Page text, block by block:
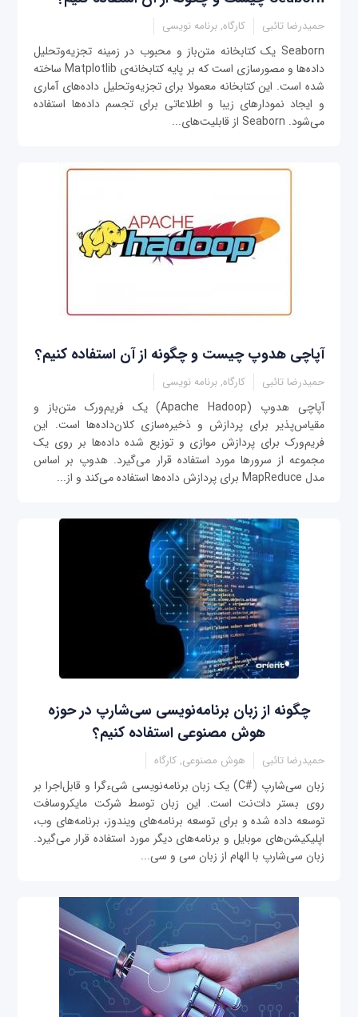
حمیدرضا تائبی کارگاه, برنامه نویسی
Seaborn یک کتابخانه متن‌باز و محبوب در زمینه تجزیه‌وتحلیل
داده‌ها و مصورسازی است که بر پایه کتابخانه‌ی Matplotlib ساخته
شده است. این کتابخانه معمولا برای تجزیه‌وتحلیل داده‌های آماری
و ایجاد نمودارهای زیبا و اطلاعاتی برای تجسم داده‌ها استفاده
می‌شود. Seaborn از قابلیت‌های...
آپاچی هدوپ چیست و چگونه از آن استفاده کنیم؟
حمیدرضا تائبی کارگاه, برنامه نویسی
آپاچی هدوپ (Apache Hadoop) یک فریم‌ورک متن‌باز و
مقیاس‌پذیر برای پردازش و ذخیره‌سازی کلان‌داده‌ها است. این
فریم‌ورک برای پردازش موازی و توزیع شده داده‌ها بر روی یک
مجموعه از سرورها مورد استفاده قرار می‌گیرد. هدوپ بر اساس
مدل MapReduce برای پردازش داده‌ها استفاده می‌کند و از...
چگونه از زبان برنامه‌نویسی سی‌شارپ در حوزه
هوش مصنوعی استفاده کنیم؟
حمیدرضا تائبی هوش مصنوعی, کارگاه
زبان سی‌شارپ (#C) یک زبان برنامه‌نویسی شی‌ءگرا و قابل‌اجرا بر
روی بستر دات‌نت است. این زبان توسط شرکت مایکروسافت
توسعه داده شده و برای توسعه برنامه‌های ویندوز، برنامه‌های وب،
اپلیکیشن‌های موبایل و برنامه‌های دیگر مورد استفاده قرار می‌گیرد.
زبان سی‌شارپ با الهام از زبان سی و سی‌...